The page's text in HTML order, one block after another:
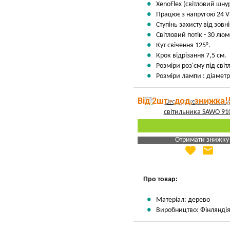
XenoFlex (світловий
Працює з напругою 24
Ступінь захисту від
Світловий потік - 30
Кут свічення 125°.
Крок відрізання 7,5 см.
Розміри роз'єму під
Розміри лампи :
Від 2шт - дод.
Отримати знижку
Яка Ваша ціна
favorite email
Про товар:
Матеріал: дерево
Виробництво: Фінляндія